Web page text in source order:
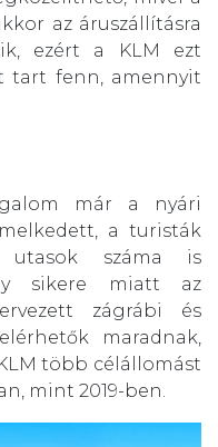
az áruszállításra
ezért a KLM ezt
tart fenn, amennyit
már a nyári
a turisták
száma is
sikere miatt az
zágrábi és
maradnak,
több célállomást
mint 2019-ben.